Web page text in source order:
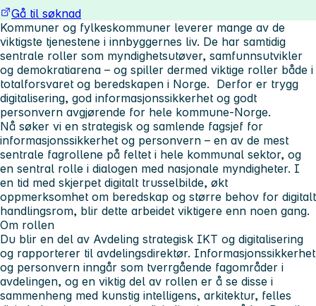
Gå til søknad
Kommuner og fylkeskommuner leverer mange av de
viktigste tjenestene i innbyggernes liv. De har samtidig
sentrale roller som myndighetsutøver, samfunnsutvikler
og demokratiarena – og spiller dermed viktige roller både i
totalforsvaret og beredskapen i Norge. Derfor er trygg
digitalisering, god informasjonssikkerhet og godt
personvern avgjørende for hele kommune-Norge.
Nå søker vi en strategisk og samlende fagsjef for
informasjonssikkerhet og personvern – en av de mest
sentrale fagrollene på feltet i hele kommunal sektor, og
en sentral rolle i dialogen med nasjonale myndigheter. I
en tid med skjerpet digitalt trusselbilde, økt
oppmerksomhet om beredskap og større behov for digitalt
handlingsrom, blir dette arbeidet viktigere enn noen gang.
Om rollen
Du blir en del av Avdeling strategisk IKT og digitalisering
og rapporterer til avdelingsdirektør. Informasjonssikkerhet
og personvern inngår som tverrgående fagområder i
avdelingen, og en viktig del av rollen er å se disse i
sammenheng med kunstig intelligens, arkitektur, felles